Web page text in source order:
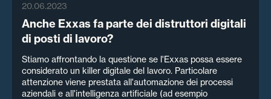
20.06.2023
Anche Exxas fa parte dei distruttori digitali
di posti di lavoro?
Stiamo affrontando la questione se l'Exxas possa essere
considerato un killer digitale del lavoro. Particolare
attenzione viene prestata all'automazione dei processi
aziendali e all'intelligenza artificiale (ad esempio